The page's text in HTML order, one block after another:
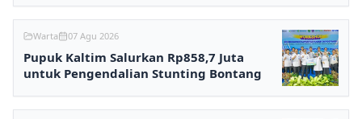
Warta 07 Agu 2026
Pupuk Kaltim Salurkan Rp858,7 Juta
untuk Pengendalian Stunting Bontang